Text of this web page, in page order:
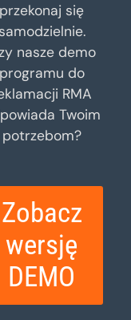
przekonaj się
samodzielnie.
nasze demo
programu do
RMA
Twoim
potrzebom?
Zobacz
wersję
DEMO